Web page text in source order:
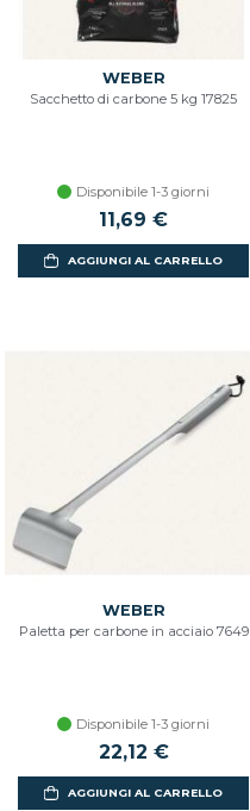
WEBER
Sacchetto di carbone 5 kg 17825
Disponibile 1-3 giorni
11,69 €
AGGIUNGI AL CARRELLO
WEBER
Paletta per carbone in acciaio 7649
Disponibile 1-3 giorni
22,12 €
AGGIUNGI AL CARRELLO